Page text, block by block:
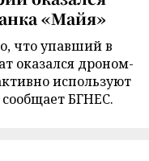
«Майя»
что упавший в
оказался дроном-
используют
БГНЕС.